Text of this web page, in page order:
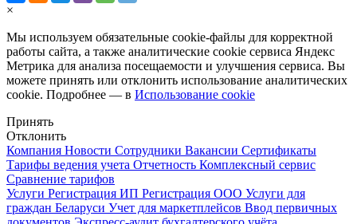
×
Мы используем обязательные cookie-файлы для корректной
работы сайта, а также аналитические cookie сервиса Яндекс
Метрика для анализа посещаемости и улучшения сервиса. Вы
можете принять или отклонить использование аналитических
cookie. Подробнее — в Использование cookie
Принять
Отклонить
Компания Новости Сотрудники Вакансии Сертификаты
Тарифы ведения учета Отчетность Комплексный сервис
Сравнение тарифов
Услуги Регистрация ИП Регистрация ООО Услуги для
граждан Беларуси Учет для маркетплейсов Ввод первичных